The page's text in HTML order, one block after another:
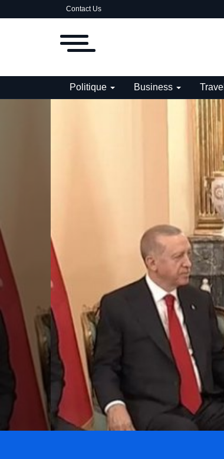
Contact Us
Politique Business Travel